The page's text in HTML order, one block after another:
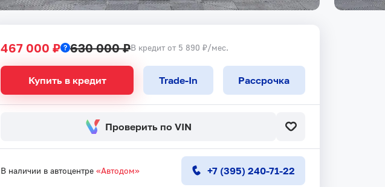
467 000 ₽ 630 000 ₽В кредит от 5 890 ₽/мес.
Купить в кредит Trade-In Рассрочка
Проверить по VIN
В наличии в автоцентре «Автодом» +7 (395) 240-71-22